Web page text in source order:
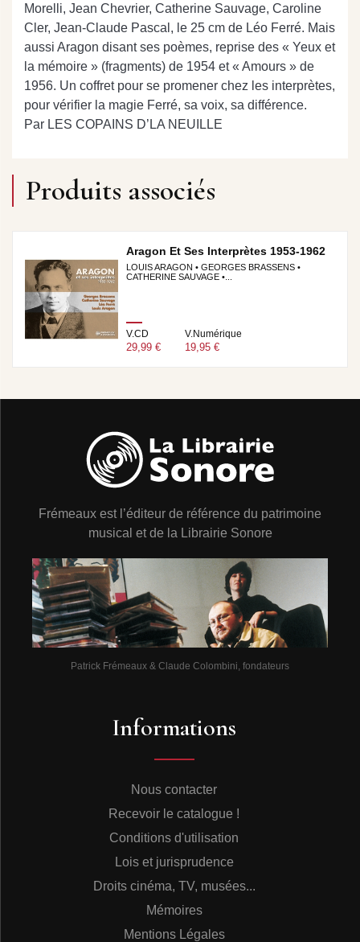
Morelli, Jean Chevrier, Catherine Sauvage, Caroline
Cler, Jean-Claude Pascal, le 25 cm de Léo Ferré. Mais
aussi Aragon disant ses poèmes, reprise des « Yeux et
la mémoire » (fragments) de 1954 et « Amours » de
1956. Un coffret pour se promener chez les interprètes,
pour vérifier la magie Ferré, sa voix, sa différence.
Par LES COPAINS D’LA NEUILLE
Produits associés
Aragon Et Ses Interprètes 1953-1962
LOUIS ARAGON • GEORGES BRASSENS •
CATHERINE SAUVAGE •...
V.CD
29,99 €
V.Numérique
19,95 €
Frémeaux est l’éditeur de référence du patrimoine
musical et de la Librairie Sonore
Patrick Frémeaux & Claude Colombini, fondateurs
Informations
Nous contacter
Recevoir le catalogue !
Conditions d'utilisation
Lois et jurisprudence
Droits cinéma, TV, musées...
Mémoires
Mentions Légales